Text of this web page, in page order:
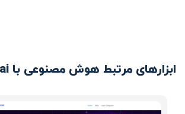
ابزارهای مرتبط هوش مصنوعی با JustBlog.ai